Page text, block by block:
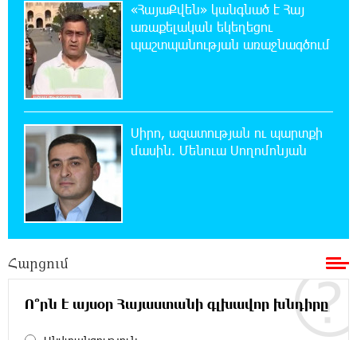
Սարյան փողոցի բնակարաններից մեկում
պայթյունի հետևանքով 55-ամյա
տղամարդը այրվածքներով տեղափոխվել է
«Այրվածքաբանության ազգային կենտրոն»
Սլովակիայի արևելքում արտակարգ
դրություն է հայտարարվել շոգի ալիքների
պատճառով
19:53:41 7-08-2026
Երթևեկության կազմակերպման
19:35:21 7-08-2026
Հայաստանի հավաքականի նախկին
մարզիչը կգլխավորի Ղազախստանի
«ՀայաՔվեն» կանգնած է Հայ
առաքելական եկեղեցու
պաշտպանության առաջնագծում
Սիրո, ազատության ու պարտքի
մասին. Մենուա Սողոմոնյան
Հարցում
Ո՞րն է այսօր Հայաստանի գլխավոր խնդիրը